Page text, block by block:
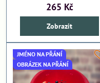
265 Kč
Zobrazit
JMÉNO NA PŘÁNÍ
OBRÁZEK NA PŘÁNÍ